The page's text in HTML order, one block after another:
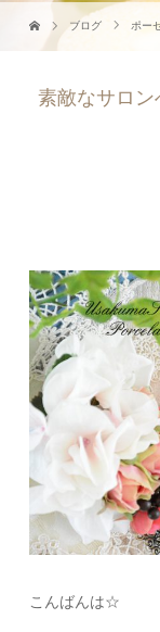
ブログ ポー
素敵なサロ
こんばんは☆